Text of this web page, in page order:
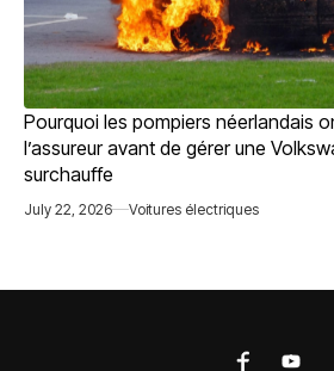
Pourquoi les pompiers néerlandais
l’assureur avant de gérer une
surchauffe
July 22, 2026 Voitures électriques